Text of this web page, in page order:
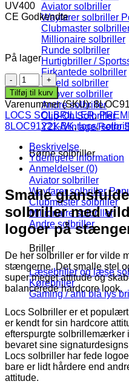
Aviator solbriller
Wayfarer solbriller
Clubmaster
Millionaire solbriller
Runde solbriller
Hurtigbriller /
Firkantede solbriller
Shield solbriller
Fit over solbriller
Andre solbriller
Clip-On Solbriller
Y2K/Vintage/Retro
Børne solbriller
Aviator solbriller
Wayfarer solbriller
Clubmaster solbriller
Millionaire solbriller
Andre solbriller
Briller
Læsebriller og læse
Kørebriller
Gaming / anti blå lys
UV400
CE Godkendte
På lager
Locs
Solbriller
-
Coraje
|
Guld
Logo
antal
Tilføj til kurv
Varenummer (SKU):
LOCS SOLBRILLER,
8LOC91221-BK,locs,
Beskrivelse
Yderligere information
Anmeldelser (0)
Smalle
solbriller med
logoer på
De her solbriller er for vilde
stængerne. Det smalle stel
super meget attitude og
balancerede hardcore look.
Locs Solbriller er et
er kendt for sin hardcore
efterspurgte solbrillemærker
bevaret sine
Locs solbriller har fede
bare er lidt hårdere end
attitude.